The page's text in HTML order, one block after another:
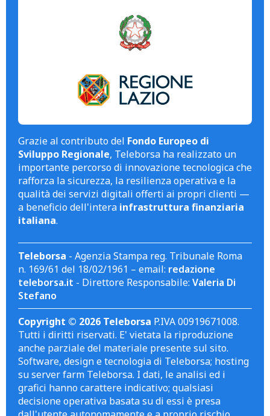
Grazie al contributo del Fondo Europeo di
Sviluppo Regionale, Teleborsa ha realizzato un
importante percorso di innovazione tecnologica che
rafforza la sicurezza, la resilienza operativa e la
qualità dei servizi digitali offerti ai propri clienti —
a beneficio dell'intera infrastruttura finanziaria
italiana.
Teleborsa - Agenzia Stampa reg. Tribunale Roma
n. 169/61 del 18/02/1961 – email: redazione
teleborsa.it - Direttore Responsabile: Valeria Di
Stefano
Copyright © 2026 Teleborsa P.IVA 00919671008.
Tutti i diritti riservati. E' vietata la riproduzione
anche parziale del materiale presente sul sito.
Software, design e tecnologia di Teleborsa; hosting
su server farm Teleborsa. I dati, le analisi ed i
grafici hanno carattere indicativo; qualsiasi
decisione operativa basata su di essi è presa